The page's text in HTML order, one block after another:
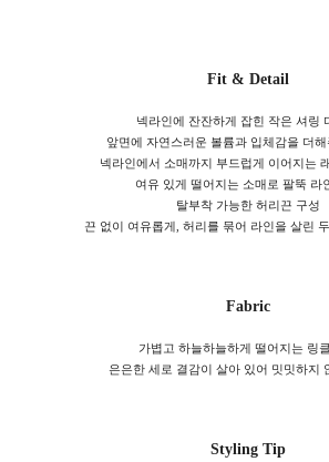
Fit & Detail
넥라인에 잔잔하게 잡힌 작은 셔링
앞면에 자연스러운 볼륨과 입체감을 더
넥라인에서 소매까지 부드럽게 이어지는
여유 있게 떨어지는 소매로 팔뚝 라
탈부착 가능한 허리끈 구성
끈 없이 여유롭게, 허리를 묶어 라인을 살린
Fabric
가볍고 하늘하늘하게 떨어지는 링
은은한 세로 결감이 살아 있어 밋밋하지
Styling Tip